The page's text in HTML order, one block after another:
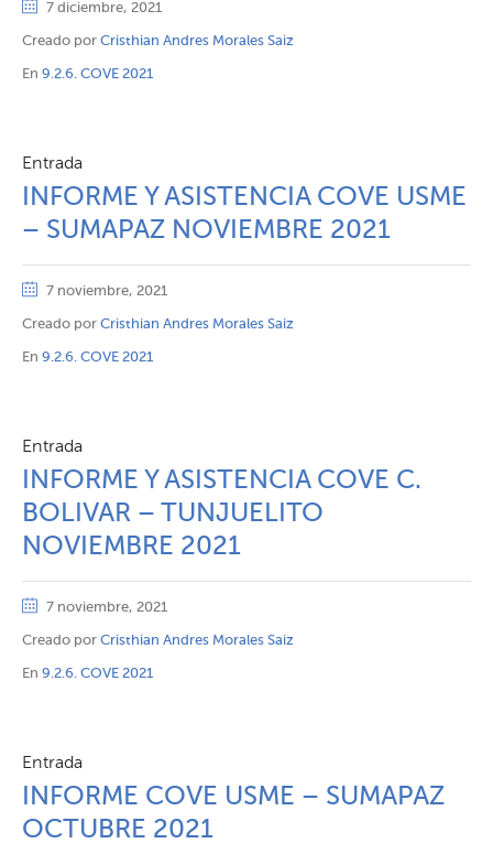
7 diciembre, 2021
Creado por Cristhian Andres Morales Saiz
En 9.2.6. COVE 2021
Entrada
INFORME Y ASISTENCIA COVE USME
– SUMAPAZ NOVIEMBRE 2021
7 noviembre, 2021
Creado por Cristhian Andres Morales Saiz
En 9.2.6. COVE 2021
Entrada
INFORME Y ASISTENCIA COVE C.
BOLIVAR – TUNJUELITO
NOVIEMBRE 2021
7 noviembre, 2021
Creado por Cristhian Andres Morales Saiz
En 9.2.6. COVE 2021
Entrada
INFORME COVE USME – SUMAPAZ
OCTUBRE 2021